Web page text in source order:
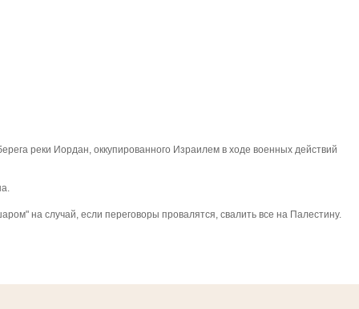
реки Иордан, оккупированного Израилем в ходе военных действий
на случай, если переговоры провалятся, свалить все на Палестину.